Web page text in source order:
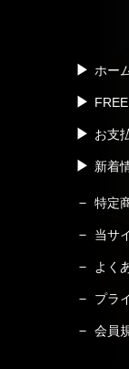
ホー
お支
新着
特定
当サ
よく
プラ
会員